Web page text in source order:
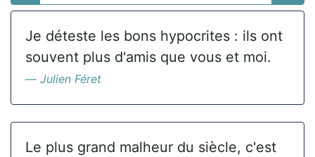
Je déteste les bons hypocrites : ils ont
souvent plus d'amis que vous et moi.
Julien Féret
Le plus grand malheur du siècle, c'est